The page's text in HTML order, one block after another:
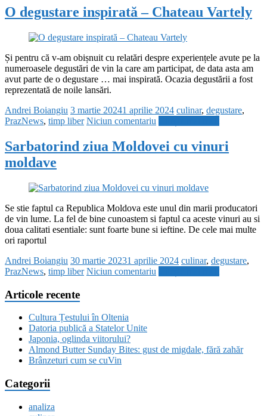
O degustare inspirată – Chateau Vartely
Și pentru că v-am obișnuit cu relatări despre experiențele avute pe la
numeroasele degustări de vin la care am participat, de data asta am
avut parte de o degustare … mai inspirată. Ocazia degustării a fost
reprezentată de noile lansări.
Andrei Boiangiu 3 martie 20241 aprilie 2024 culinar, degustare,
PrazNews, timp liber Niciun comentariu
Sarbatorind ziua Moldovei cu vinuri
moldave
Se stie faptul ca Republica Moldova este unul din marii producatori
de vin lume. La fel de bine cunoastem si faptul ca aceste vinuri au si
doua calitati esentiale: sunt foarte bune si ieftine. De cele mai multe
ori raportul
Andrei Boiangiu 30 martie 20231 aprilie 2024 culinar, degustare,
PrazNews, timp liber Niciun comentariu
Articole recente
Cultura Țestului în Oltenia
Datoria publică a Statelor Unite
Japonia, oglinda viitorului?
Almond Butter Sunday Bites: gust de migdale, fără zahăr
Brânzeturi cum se cuVin
Categorii
analiza